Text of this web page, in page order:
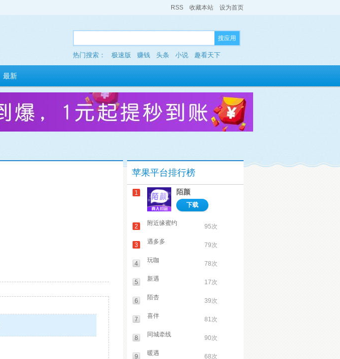
RSS 收藏本站 设为首页
搜应用
热门搜索： 极速版 赚钱 头条 小说 趣看天下
最新
苹果平台排行榜
1 陌颜
下载
2 附近缘蜜约 95次
3 遇多多 79次
4 玩咖 78次
5 新遇 17次
6 陌杏 39次
7 喜伴 81次
8 同城牵线 90次
9 暖遇 68次